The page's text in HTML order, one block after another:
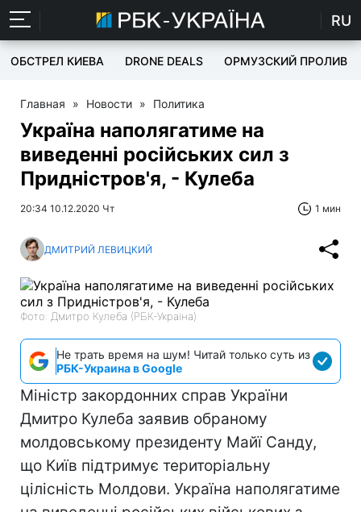
RU
ОБСТРЕЛ КИЕВА DRONE DEALS ОРМУЗСКИЙ ПРОЛИВ
Главная » Новости » Политика
Україна наполягатиме на
виведенні російських сил з
Придністров'я, - Кулеба
20:34 10.12.2020 Чт 1 мин
ДМИТРИЙ ЛЕВИЦКИЙ
Фото: Дмитро Кулеба (РБК-Україна)
Не трать время на шум! Читай только суть из
РБК-Украина в Google
Міністр закордонних справ України
Дмитро Кулеба заявив обраному
молдовському президенту Майї Санду,
що Київ підтримує територіальну
цілісність Молдови. Україна наполягатиме